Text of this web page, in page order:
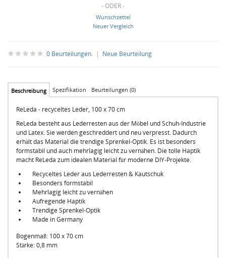
- ODER -
Wunschzettel
Neuer Vergleich
0 Beurteilungen. | Neue Beurteilung
Beschreibung Spezifikation Beurteilungen (0)
ReLeda - recyceltes Leder, 100 x 70 cm
ReLeda besteht aus Lederresten aus der Möbel und Schuh-Industrie
und Latex. Sie werden geschreddert und neu verpresst. Dadurch
erhält das Material die trendige Sprenkel-Optik. Es ist besonders
formstabil und auch mehrlagig leicht zu vernähen. Die tolle Haptik
macht ReLeda zum idealen Material für moderne DIY-Projekte.
Recyceltes Leder aus Lederresten & Kautschuk
Besonders formstabil
Mehrlagig leicht zu vernähen
Aufregende Haptik
Trendige Sprenkel-Optik
Made in Germany
Bogenmaß: 100 x 70 cm
Stärke: 0,8 mm